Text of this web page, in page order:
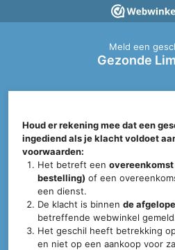
Meld een
Gezonde
Houd er rekening mee dat een
ingediend als je klacht voldoet
voorwaarden:
Het betreft een
bestelling) of een
een dienst.
De klacht is binnende
betreffende webwinkel
Het geschil heeft betrekking
en niet op een aankoop voor